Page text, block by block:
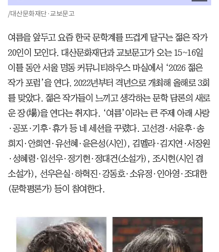
/대산문화재단·교보문고
여름을 앞두고 요즘 한국 문학계를 뜨겁게 달구는 젊은 작가
20인이 모인다. 대산문화재단과 교보문고가 오는 15~16일
이틀 동안 서울 명동 커뮤니티하우스 마실에서 ‘2026 젊은
작가 포럼’을 연다. 2022년부터 격년으로 개최해 올해로 3회
를 맞았다. 젊은 작가들이 느끼고 생각하는 문학 담론의 새로
운 장(場)을 연다는 취지다. ‘여름’이라는 큰 주제 아래 사랑
·공포·기후·휴가 등 네 세션을 꾸렸다. 고선경·서윤후·송
희지·안희연·유선혜·윤은성(시인), 김멜라·김지연·서장원
·성혜령·임선우·정기현·정대건(소설가), 조시현(시인 겸
소설가), 선우은실·하혁진·강동호·소유정·인아영·조대한
(문학평론가) 등이 참여한다.